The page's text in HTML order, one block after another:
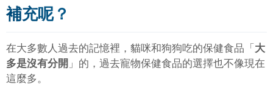
補充呢？
在大多數人過去的記憶裡，貓咪和狗狗吃的保健食品「 大
多是沒有分開 」的，過去寵物保健食品的選擇也不像現在
這麼多。